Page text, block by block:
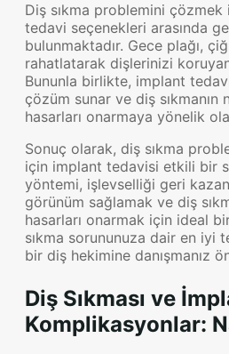
Diş sıkma problemini
tedavi seçenekleri arasında
bulunmaktadır. Gece plağı,
rahatlatarak dişlerinizi
Bununla birlikte, implant
çözüm sunar ve diş sıkmanın
hasarları onarmaya yönelik
Sonuç olarak, diş sıkma
için implant tedavisi etkili bir
yöntemi, işlevselliği geri
görünüm sağlamak ve diş
hasarları onarmak için ideal
sıkma sorununuza dair en iyi
bir diş hekimine danışmanız
Diş Sıkması ve
Komplikasyonlar: